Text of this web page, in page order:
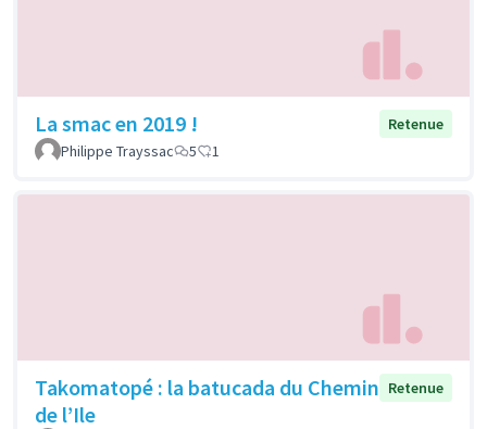
La smac en 2019 !
Retenue
Philippe Trayssac
5 1
Takomatopé : la batucada du Chemin
de l’Ile
Retenue